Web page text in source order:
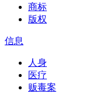
商标
版权
信息
人身
医疗
贩毒案